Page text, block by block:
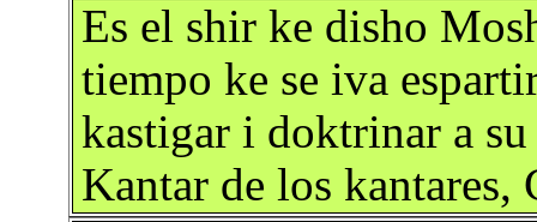
Es el shir ke disho
tiempo ke se iva
kastigar i doktrinar a
Kantar de los kantares,